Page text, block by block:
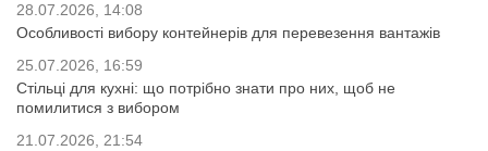
28.07.2026, 14:08
Особливості вибору контейнерів для перевезення вантажів
25.07.2026, 16:59
Стільці для кухні: що потрібно знати про них, щоб не
помилитися з вибором
21.07.2026, 21:54